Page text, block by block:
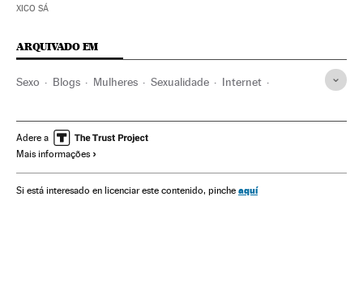
XICO SÁ
ARQUIVADO EM
Sexo Blogs Mulheres Sexualidade Internet
Adere a
Mais informações
Si está interesado en licenciar este contenido, pinche aquí